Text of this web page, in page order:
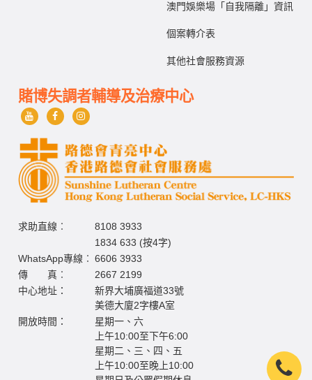
澳門娛樂場「自我隔離」資訊
個案轉介表
其他社會服務資源
賭博失調者輔導及治療中心
求助直線︰
8108 3933
1834 633 (按4字)
WhatsApp專線︰ 6606 3933
傳 真︰
2667 2199
中心地址：
新界大埔廣福道33號
美德大廈2字樓A室
開放時間：
星期一、六
上午10:00至下午6:00
星期二、三、四、五
上午10:00至晚上10:00